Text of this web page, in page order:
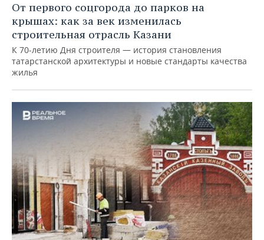
От первого соцгорода до парков на
крышах: как за век изменилась
строительная отрасль Казани
К 70-летию Дня строителя — история становления
татарстанской архитектуры и новые стандарты качества
жилья